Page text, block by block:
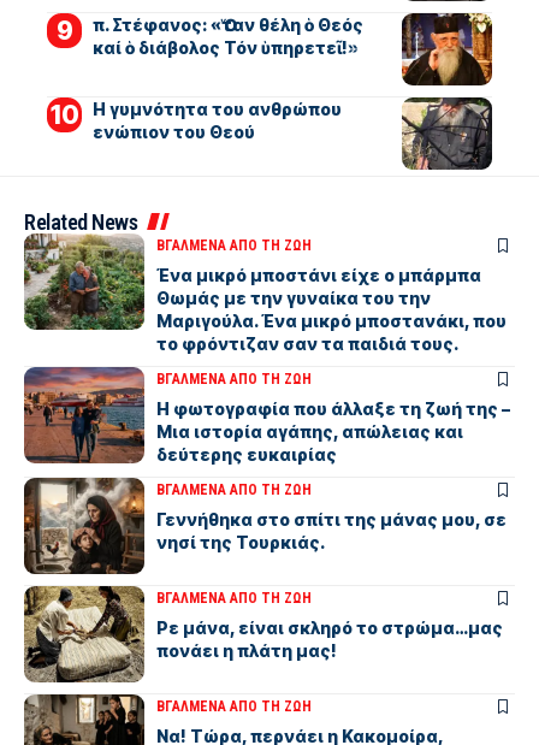
π. Στέφανος: «Ὅταν θέλη ὁ Θεός
καί ὁ διάβολος Τόν ὑπηρετεῖ!»
Η γυμνότητα του ανθρώπου
ενώπιον του Θεού
Related News
ΒΓΑΛΜΕΝΑ ΑΠΟ ΤΗ ΖΩΗ
Ένα μικρό μποστάνι είχε ο μπάρμπα
Θωμάς με την γυναίκα του την
Μαριγούλα. Ένα μικρό μποστανάκι, που
το φρόντιζαν σαν τα παιδιά τους.
ΒΓΑΛΜΕΝΑ ΑΠΟ ΤΗ ΖΩΗ
Η φωτογραφία που άλλαξε τη ζωή της –
Μια ιστορία αγάπης, απώλειας και
δεύτερης ευκαιρίας
ΒΓΑΛΜΕΝΑ ΑΠΟ ΤΗ ΖΩΗ
Γεννήθηκα στο σπίτι της μάνας μου, σε
νησί της Τουρκιάς.
ΒΓΑΛΜΕΝΑ ΑΠΟ ΤΗ ΖΩΗ
Ρε μάνα, είναι σκληρό το στρώμα…μας
πονάει η πλάτη μας!
ΒΓΑΛΜΕΝΑ ΑΠΟ ΤΗ ΖΩΗ
Να! Τώρα, περνάει η Κακομοίρα,